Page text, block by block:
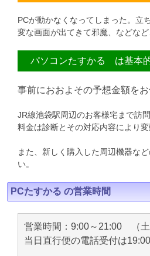
PCが動かなくなってしまった。立
変な画面が出てきて邪魔、などな
パソコンたすかる は基本的
事前におおよその予想金額を
JR線池袋駅周辺のお客様宅まで訪
料金は診断とその対応内容により変
また、新しく購入した周辺機器な
い。
PCたすかる の営業時間
営業時間：9:00～21:00 （土
当日直行便の電話受付は